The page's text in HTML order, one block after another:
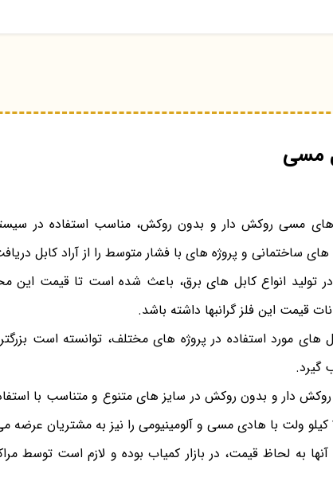
مسی
های مسی روکش دار و بدون روکش، مناسب استفاده در
ساختمانی و پروژه های با فشار متوسط را از آراد کابل
انواع کابل های برق، باعث شده است تا قیمت این
قیمت این فلز گرانبها داشته باشد.
های مورد استفاده در پروژه های مختلف، توانسته است
گیرد.
دار و بدون روکش در سایز های متنوع و متناسب با
به لحاظ قیمت، در بازار کمیاب بوده و لازم است توسط